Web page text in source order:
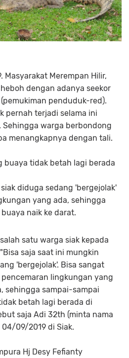
Masyarakat Merempan Hilir,
dengan adanya seekor
penduduk-red).
pernah terjadi selama ini
Sehingga warga berbondong
menangkapnya dengan tali.
buaya tidak betah lagi berada
diduga sedang 'bergejolak'
yang ada, sehingga
naik ke darat.
satu warga siak kepada
"Bisa saja saat ini mungkin
'bergejolak'. Bisa sangat
lingkungan yang
sehingga sampai-sampai
betah lagi berada di
saja Adi 32th (minta nama
09/2019 di Siak.
Hj Desy Fefianty